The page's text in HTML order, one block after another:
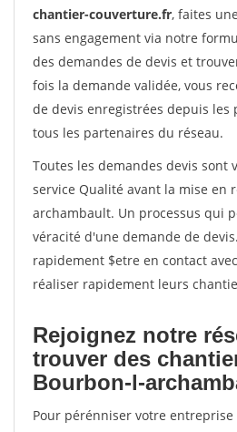
chantier-couverture.fr, faites
sans engagement via notre
des demandes de devis et
fois la demande validée, vous
de devis enregistrées depuis les
tous les partenaires du réseau.
Toutes les demandes devis sont
service Qualité avant la mise en
archambault. Un processus qui
véracité d'une demande de
rapidement $etre en contact
réaliser rapidement leurs
Rejoignez notre
trouver des
Bourbon-l-
Pour pérénniser votre